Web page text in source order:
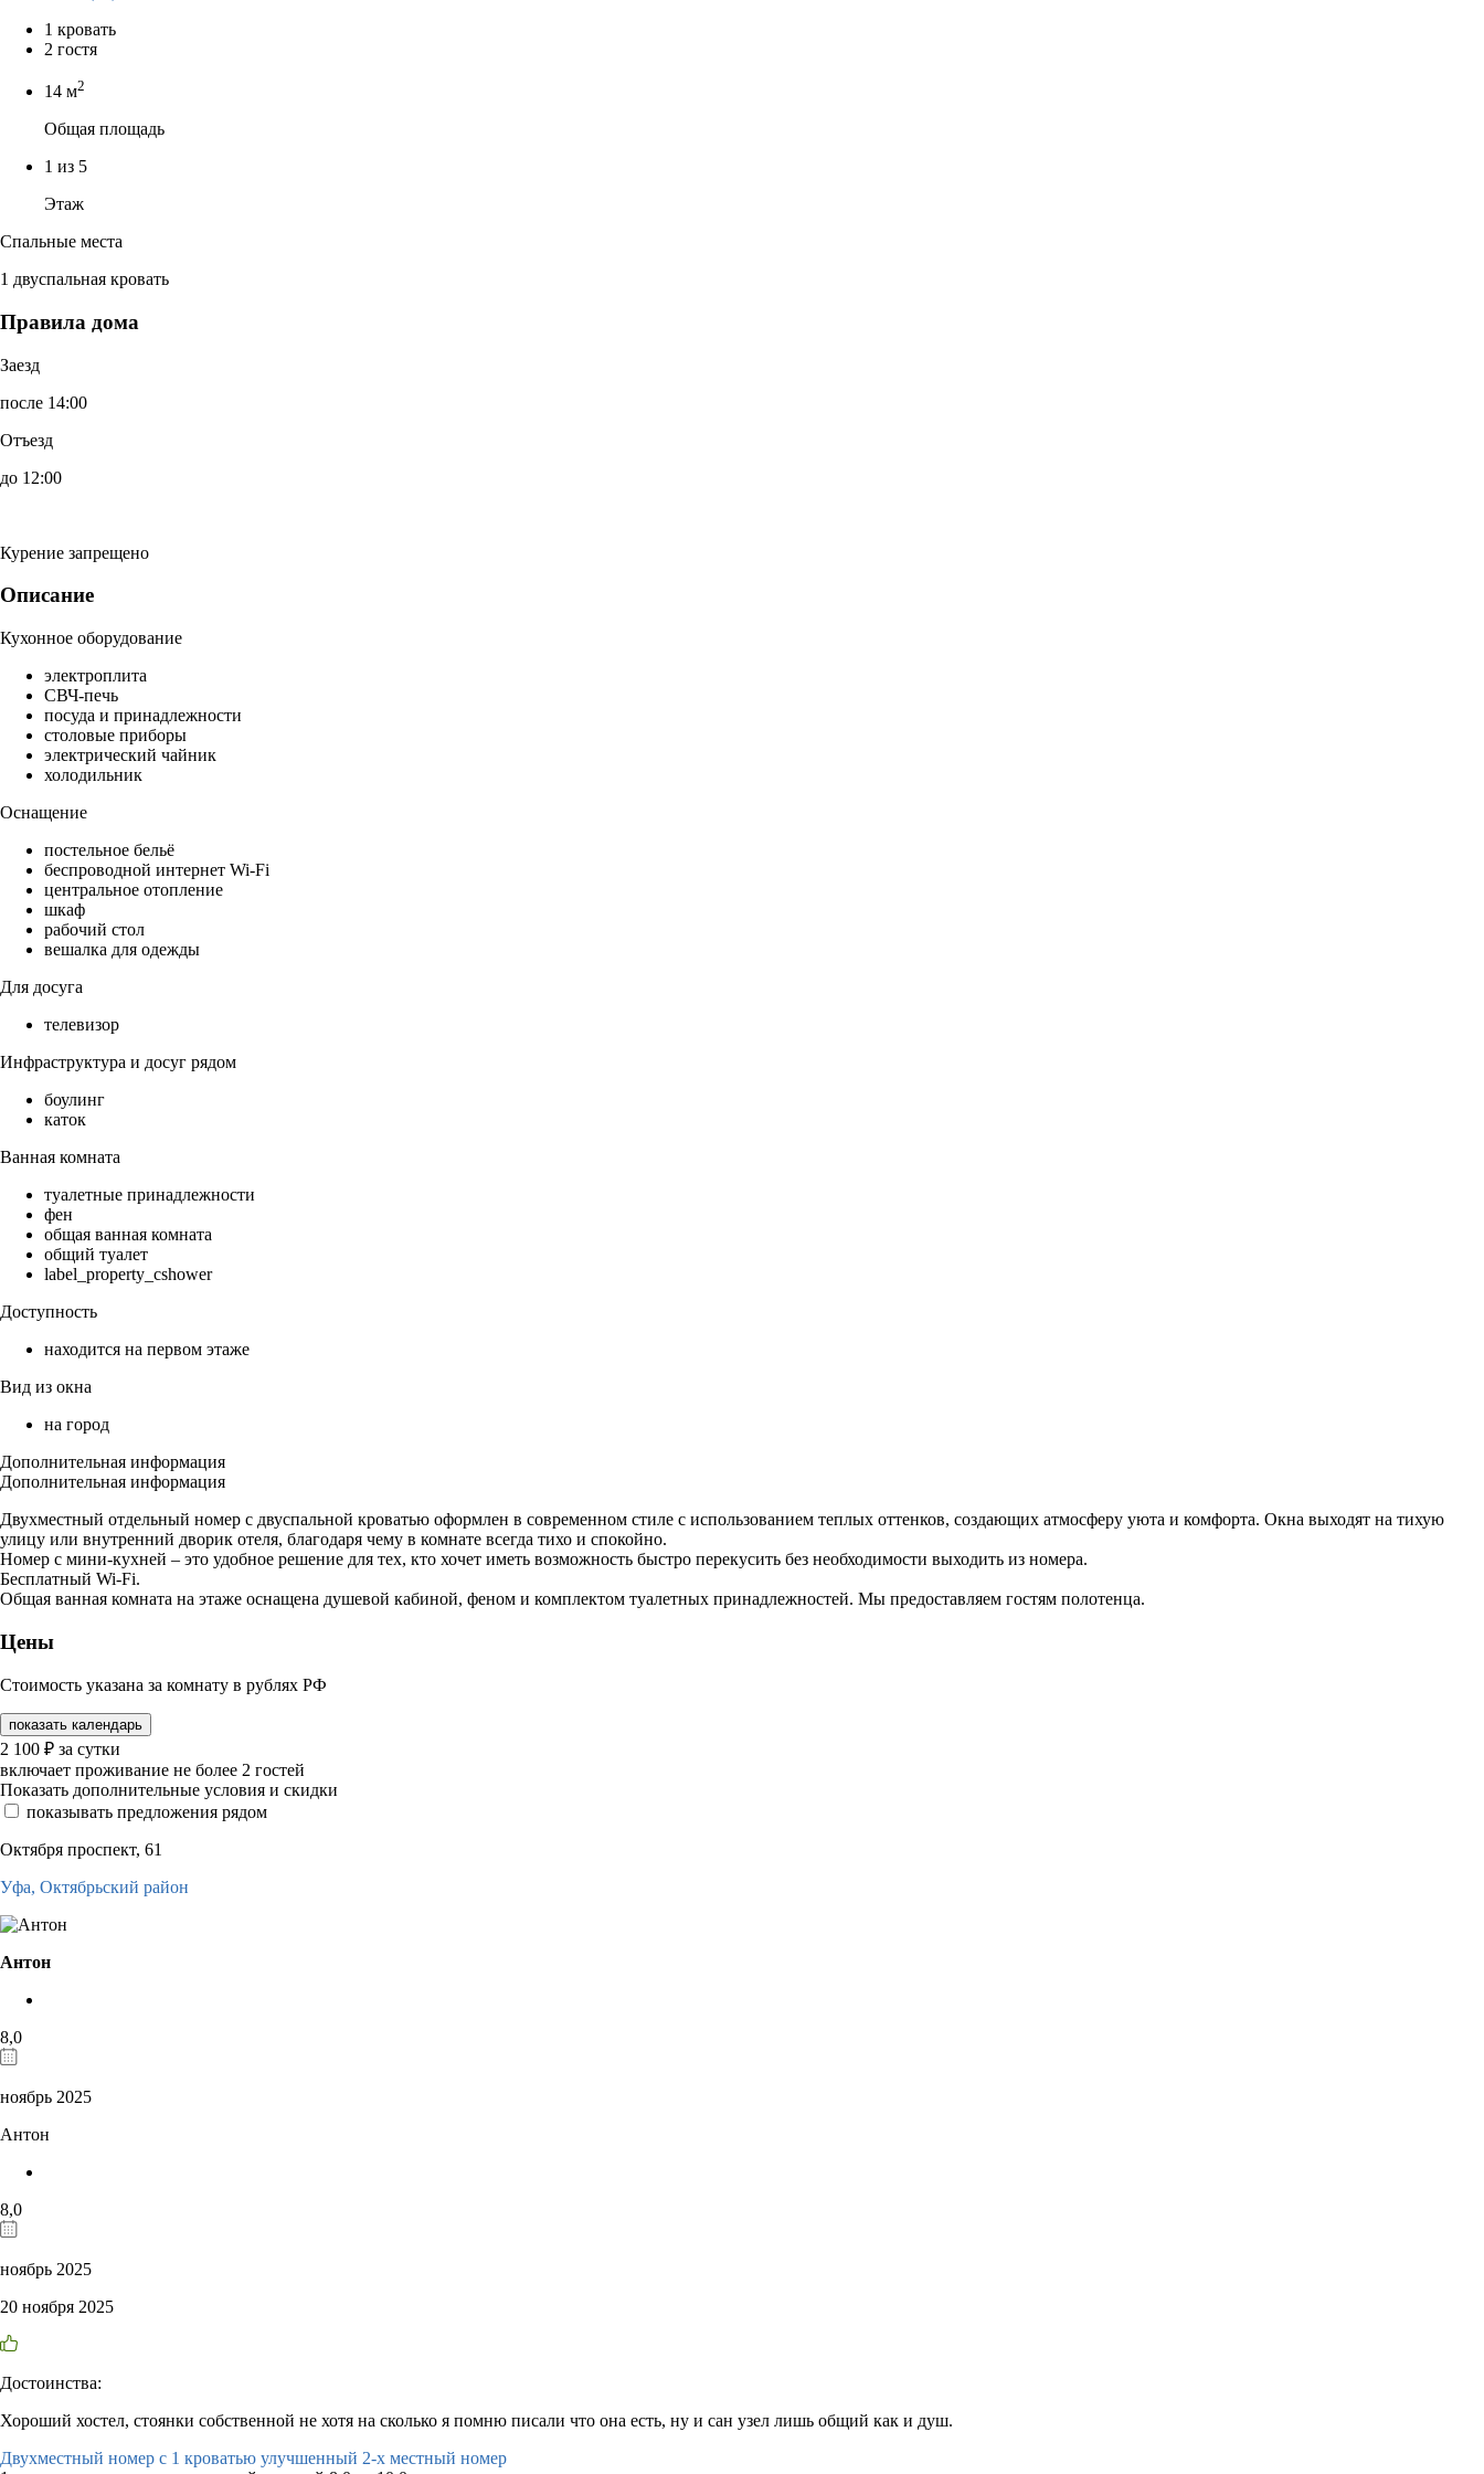
1 кровать
2 гостя
14 м2
Общая площадь
1 из 5
Этаж
Спальные места
1 двуспальная кровать
Правила дома
Заезд
после 14:00
Отъезд
до 12:00
Курение запрещено
Описание
Кухонное оборудование
электроплита
СВЧ-печь
посуда и принадлежности
столовые приборы
электрический чайник
холодильник
Оснащение
постельное бельё
беспроводной интернет Wi-Fi
центральное отопление
шкаф
рабочий стол
вешалка для одежды
Для досуга
телевизор
Инфраструктура и досуг рядом
боулинг
каток
Ванная комната
туалетные принадлежности
фен
общая ванная комната
общий туалет
label_property_cshower
Доступность
находится на первом этаже
Вид из окна
на город
Дополнительная информация
Дополнительная информация
Двухместный отдельный номер с двуспальной кроватью оформлен в современном стиле с использованием теплых оттенков, создающих атмосферу уюта и комфорта. Окна выходят на тихую
улицу или внутренний дворик отеля, благодаря чему в комнате всегда тихо и спокойно.
Номер с мини-кухней – это удобное решение для тех, кто хочет иметь возможность быстро перекусить без необходимости выходить из номера.
Бесплатный Wi-Fi.
Общая ванная комната на этаже оснащена душевой кабиной, феном и комплектом туалетных принадлежностей. Мы предоставляем гостям полотенца.
Цены
Стоимость указана за комнату в рублях РФ
показать календарь
2 100 ₽ за сутки
включает проживание не более 2 гостей
Показать дополнительные условия и скидки
показывать предложения рядом
Октября проспект, 61
Уфа, Октябрьский район
Антон
8,0
ноябрь 2025
Антон
8,0
ноябрь 2025
20 ноября 2025
Достоинства:
Хороший хостел, стоянки собственной не хотя на сколько я помню писали что она есть, ну и сан узел лишь общий как и душ.
Двухместный номер с 1 кроватью улучшенный 2-х местный номер